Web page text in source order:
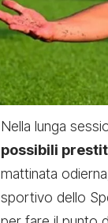
Nella lunga
possibili
mattinata
sportivo dello